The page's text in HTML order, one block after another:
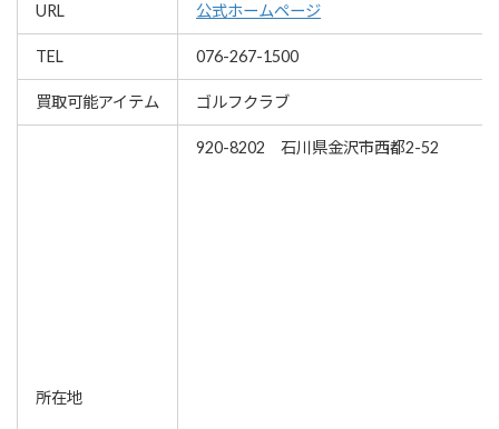
URL 公式ホームページ
TEL 076-267-1500
買取可能アイテム ゴルフクラブ
所在地
920-8202 石川県金沢市西都2-52